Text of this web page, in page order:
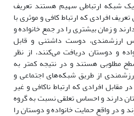
شبکه ارتباطی سهیم هستند تعریف
افرادی که ارتباط کافی و موثری با
و زمان بیشتری را در جمع خانواده و
ارزشمندی، دوست داشتنی و قابل
و دوستان دریافت می‌کنند، از نظر
مطلوبی هستند و در نتیجه کمتر به
از طریق شبکه‌های اجتماعی و
مقابل افرادی که ارتباط ناکافی و غیر
دارند و احساس تعلقی نسبت به گروه
و در واقع حمایت خانواده و دوستان را